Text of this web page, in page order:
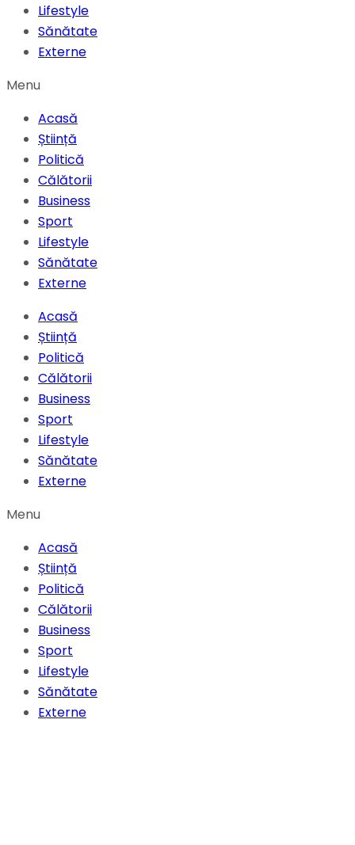
Lifestyle
Sănătate
Externe
Menu
Acasă
Știință
Politică
Călătorii
Business
Sport
Lifestyle
Sănătate
Externe
Acasă
Știință
Politică
Călătorii
Business
Sport
Lifestyle
Sănătate
Externe
Menu
Acasă
Știință
Politică
Călătorii
Business
Sport
Lifestyle
Sănătate
Externe